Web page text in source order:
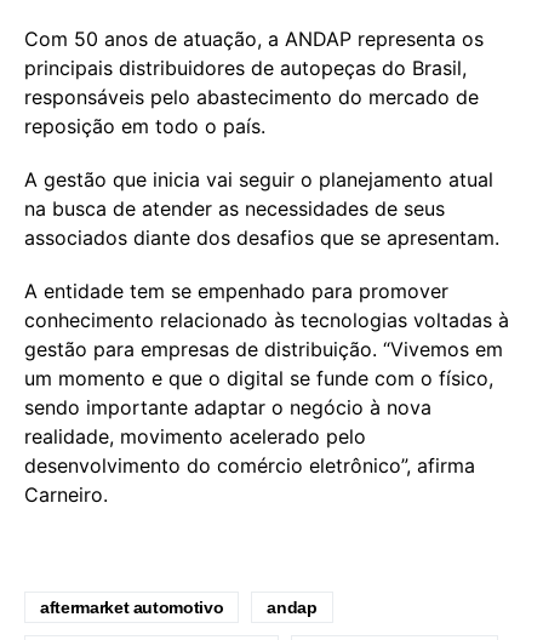
Com 50 anos de atuação, a ANDAP representa os
principais distribuidores de autopeças do Brasil,
responsáveis pelo abastecimento do mercado de
reposição em todo o país.
A gestão que inicia vai seguir o planejamento atual
na busca de atender as necessidades de seus
associados diante dos desafios que se apresentam.
A entidade tem se empenhado para promover
conhecimento relacionado às tecnologias voltadas à
gestão para empresas de distribuição. “Vivemos em
um momento e que o digital se funde com o físico,
sendo importante adaptar o negócio à nova
realidade, movimento acelerado pelo
desenvolvimento do comércio eletrônico”, afirma
Carneiro.
aftermarket automotivo andap